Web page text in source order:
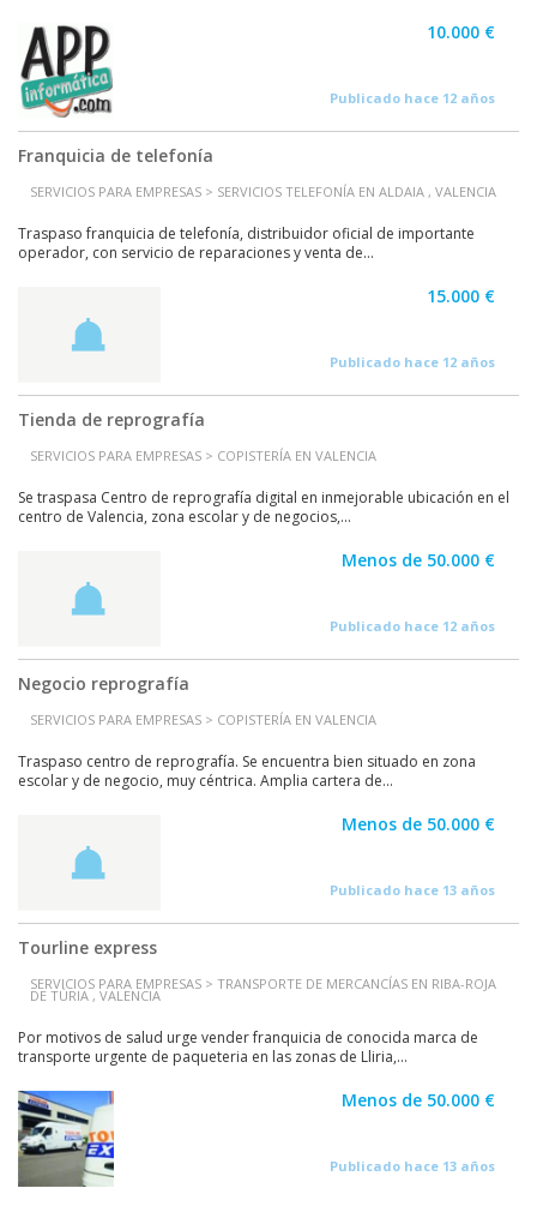
10.000 €
Publicado hace 12 años
Franquicia de telefonía
SERVICIOS PARA EMPRESAS > SERVICIOS TELEFONÍA EN ALDAIA , VALENCIA
Traspaso franquicia de telefonía, distribuidor oficial de importante
operador, con servicio de reparaciones y venta de...
15.000 €
Publicado hace 12 años
Tienda de reprografía
SERVICIOS PARA EMPRESAS > COPISTERÍA EN VALENCIA
Se traspasa Centro de reprografía digital en inmejorable ubicación en el
centro de Valencia, zona escolar y de negocios,...
Menos de 50.000 €
Publicado hace 12 años
Negocio reprografía
SERVICIOS PARA EMPRESAS > COPISTERÍA EN VALENCIA
Traspaso centro de reprografía. Se encuentra bien situado en zona
escolar y de negocio, muy céntrica. Amplia cartera de...
Menos de 50.000 €
Publicado hace 13 años
Tourline express
SERVICIOS PARA EMPRESAS > TRANSPORTE DE MERCANCÍAS EN RIBA-ROJA
DE TÚRIA , VALENCIA
Por motivos de salud urge vender franquicia de conocida marca de
transporte urgente de paqueteria en las zonas de Lliria,...
Menos de 50.000 €
Publicado hace 13 años